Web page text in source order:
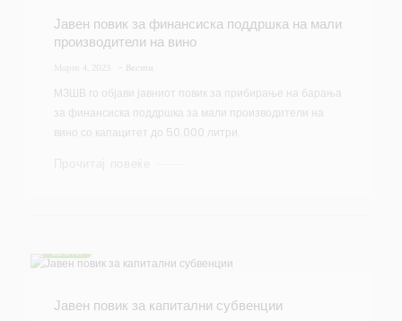
Јавен повик за финансиска поддршка на мали
производители на вино
Март 4, 2023 Вести
МЗШВ го објави јавниот повик за прибирање на барања
за финансиска поддршка за мали производители на
вино со капацитет до 50.000 литри.
Прочитај повеќе
ВЕСТИ
Јавен повик за капитални субвенции